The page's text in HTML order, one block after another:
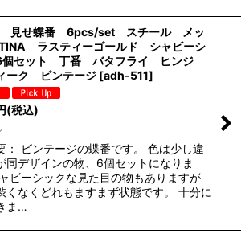
見せ蝶番 6pcs/set スチール メッ
ラスティーゴールド シャビーシ
セット 丁番 バタフライ ヒンジ
ーク ビンテージ [adh-511]
(税込)
： ビンテージの蝶番です。 色は少し違
同デザインの物、6個セットになりま
ビーシックな見た目の物もありますが
くなくどれもますまず状態です。 十分に
ま…